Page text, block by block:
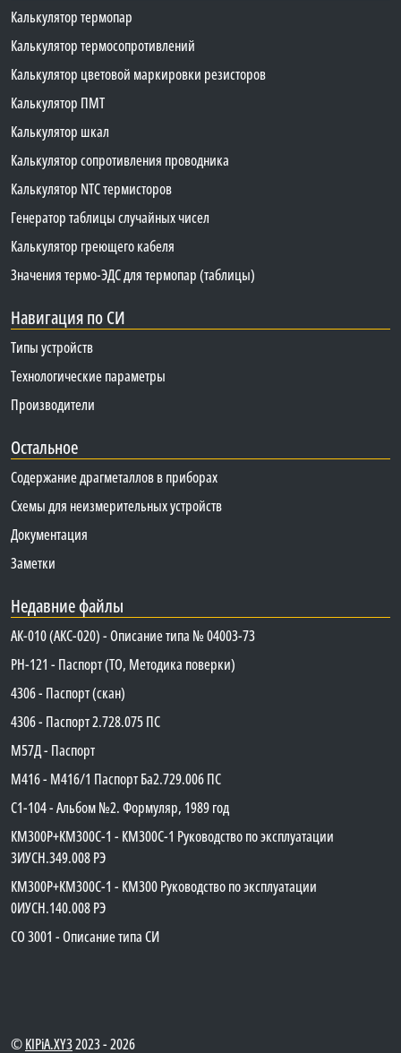
Калькулятор термопар
Калькулятор термосопротивлений
Калькулятор цветовой маркировки резисторов
Калькулятор ПМТ
Калькулятор шкал
Калькулятор сопротивления проводника
Калькулятор NTC термисторов
Генератор таблицы случайных чисел
Калькулятор греющего кабеля
Значения термо-ЭДС для термопар (таблицы)
Навигация по СИ
Типы устройств
Технологические параметры
Производители
Остальное
Содержание драгметаллов в приборах
Схемы для неизмерительных устройств
Документация
Заметки
Недавние файлы
АК-010 (АКС-020) - Описание типа № 04003-73
PH-121 - Паспорт (ТО, Методика поверки)
4306 - Паспорт (скан)
4306 - Паспорт 2.728.075 ПС
М57Д - Паспорт
М416 - М416/1 Паспорт Ба2.729.006 ПС
C1-104 - Альбом №2. Формуляр, 1989 год
КМ300Р+КМ300С-1 - КМ300C-1 Руководство по эксплуатации
3ИУСН.349.008 РЭ
КМ300Р+КМ300С-1 - КМ300 Руководство по эксплуатации
0ИУСН.140.008 РЭ
СО 3001 - Описание типа СИ
©KIPiA.XY32023 - 2026